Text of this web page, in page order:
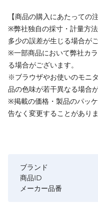
【商品の購入にあたっての
※弊社独自の採寸・計量方
多少の誤差が生じる場合が
※一部商品において弊社カ
る場合がございます。
※ブラウザやお使いのモニ
品の色味が若干異なる場合が
※掲載の価格・製品のパッ
告なく変更することがあり
ブランド
商品ID
メーカー品番